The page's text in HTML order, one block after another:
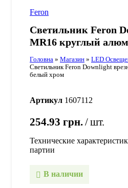
Feron
Светильник Feron
MR16 круглый
Головна » Магазин » LED
Светильник Feron Downlight
белый хром
Артикул 1607112
254.93 грн. шт.
Технические
партии
В наличии